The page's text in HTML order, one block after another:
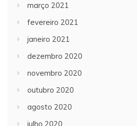
março 2021
fevereiro 2021
janeiro 2021
dezembro 2020
novembro 2020
outubro 2020
agosto 2020
julho 2020